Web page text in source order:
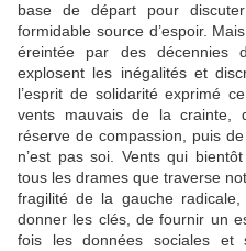
base de départ pour
formidable source d’espoir.
éreintée par des décennies
explosent les inégalités et
l’esprit de solidarité exprimé
vents mauvais de la crainte,
réserve de compassion, puis
n’est pas soi. Vents qui
tous les drames que traverse
fragilité de la gauche
donner les clés, de fournir un
fois les données sociales et